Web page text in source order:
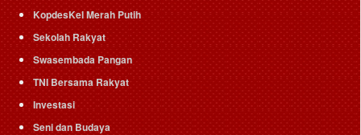
KopdesKel Merah Putih
Sekolah Rakyat
Swasembada Pangan
TNI Bersama Rakyat
Investasi
Seni dan Budaya